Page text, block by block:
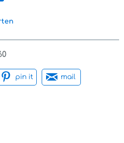
pin it mail